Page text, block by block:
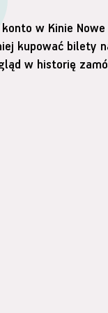
w Kinie
kupować bilety
w historię